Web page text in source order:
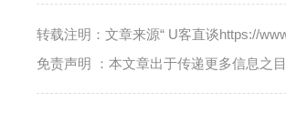
转载注明：文章来源“ U客直谈https://
免责声明 ：本文章出于传递更多信息之